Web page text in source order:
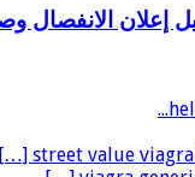
إعلان الانفصال
street value viagra